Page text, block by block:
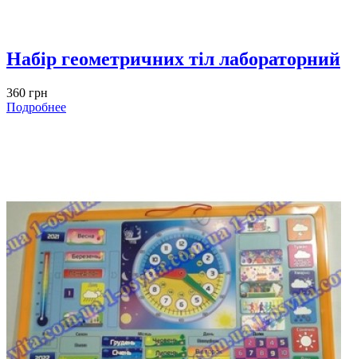
Набір геометричних тіл лабораторний
360 грн
Подробнее